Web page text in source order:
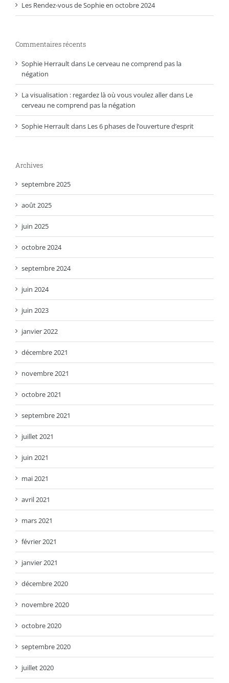
Les Rendez-vous de Sophie en octobre 2024
Commentaires récents
Sophie Herraultdans Le cerveau ne comprend pas la
négation
La visualisation : regardez là où vous voulez allerdans Le
cerveau ne comprend pas la négation
Sophie Herraultdans Les 6 phases de l’ouverture d’esprit
Archives
septembre 2025
août 2025
juin 2025
octobre 2024
septembre 2024
juin 2024
juin 2023
janvier 2022
décembre 2021
novembre 2021
octobre 2021
septembre 2021
juillet 2021
juin 2021
mai 2021
avril 2021
mars 2021
février 2021
janvier 2021
décembre 2020
novembre 2020
octobre 2020
septembre 2020
juillet 2020